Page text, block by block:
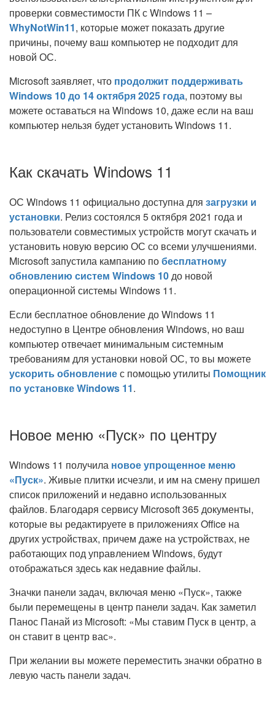
проверки совместимости ПК с Windows 11 –
WhyNotWin11, которые может показать другие
причины, почему ваш компьютер не подходит для
новой ОС.
Microsoft заявляет, что продолжит поддерживать
Windows 10 до 14 октября 2025 года, поэтому вы
можете оставаться на Windows 10, даже если на ваш
компьютер нельзя будет установить Windows 11.
Как скачать Windows 11
ОС Windows 11 официально доступна для загрузки и
установки. Релиз состоялся 5 октября 2021 года и
пользователи совместимых устройств могут скачать и
установить новую версию ОС со всеми улучшениями.
Microsoft запустила кампанию побесплатному
обновлению систем Windows 10до новой
операционной системы Windows 11.
Если бесплатное обновление до Windows 11
недоступно в Центре обновления Windows, но ваш
компьютер отвечает минимальным системным
требованиям для установки новой ОС, то вы можете
ускорить обновлениес помощью утилиты Помощник
по установке Windows 11.
Новое меню «Пуск» по центру
Windows 11 получила новое упрощенное меню
«Пуск». Живые плитки исчезли, и им на смену пришел
список приложений и недавно использованных
файлов. Благодаря сервису Microsoft 365 документы,
которые вы редактируете в приложениях Office на
других устройствах, причем даже на устройствах, не
работающих под управлением Windows, будут
отображаться здесь как недавние файлы.
Значки панели задач, включая меню «Пуск», также
были перемещены в центр панели задач. Как заметил
Панос Панай из Microsoft: «Мы ставим Пуск в центр, а
он ставит в центр вас».
При желании вы можете переместить значки обратно в
левую часть панели задач.